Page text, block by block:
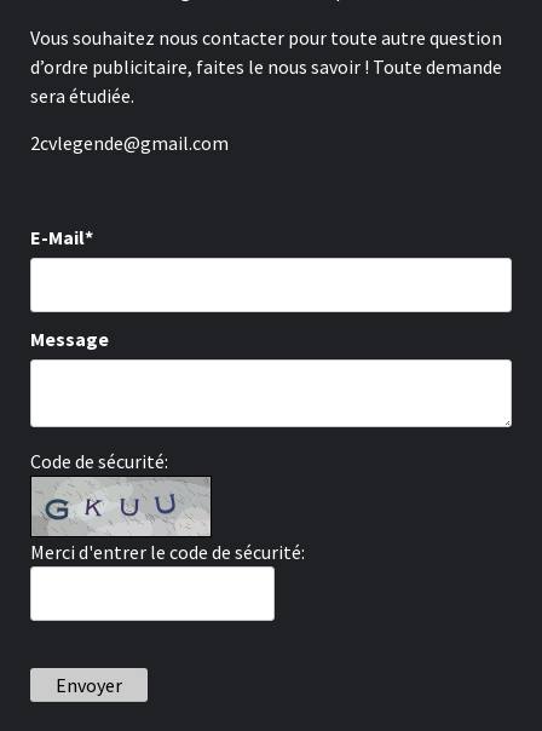
Vous souhaitez nous contacter pour toute autre question
d’ordre publicitaire, faites le nous savoir ! Toute demande
sera étudiée.
2cvlegende@gmail.com
E-Mail*
Message
Code de sécurité:
Merci d'entrer le code de sécurité:
Envoyer